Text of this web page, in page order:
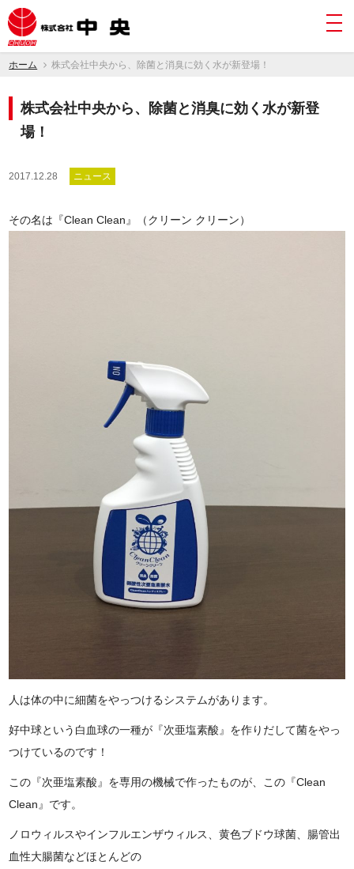
ホーム 株式会社中央から、除菌と消臭に効く水が新登場！
株式会社中央から、除菌と消臭に効く水が新登
場！
2017.12.28 ニュース
その名は『Clean Clean 』（クリーン クリーン）
人は体の中に細菌をやっつけるシステムがあります。
好中球という白血球の一種が『次亜塩素酸』を作りだして菌をやっ
つけているのです！
この『次亜塩素酸』を専用の機械で作ったものが、この 『Clean
Clean』 です。
ノロウィルスやインフルエンザウィルス、黄色ブドウ球菌、腸管出
血性大腸菌などほとんどの